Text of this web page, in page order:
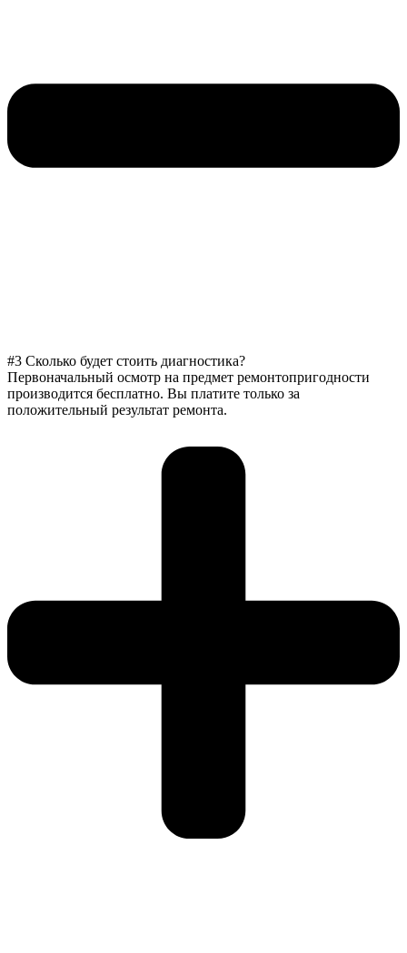
#3 Сколько будет стоить диагностика?
Первоначальный осмотр на предмет ремонтопригодности
производится бесплатно. Вы платите только за
положительный результат ремонта.